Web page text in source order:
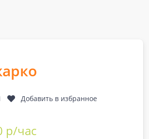
Добавить в избранное
р/час